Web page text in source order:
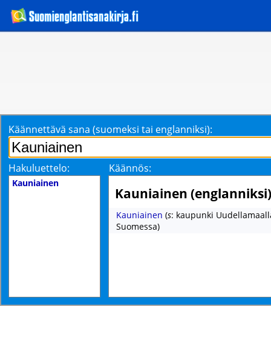
Käännettävä sana (suomeksi tai englanniksi):
Hakuluettelo: Käännös:
Kauniainen
Kauniainen (englanniksi)
Kauniainen (s: kaupunki
Suomessa)